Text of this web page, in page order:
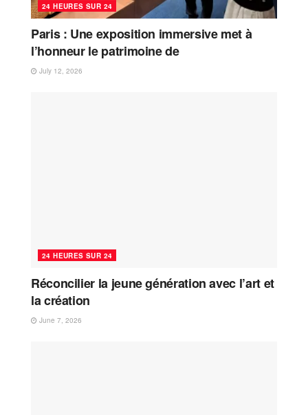
24 HEURES SUR 24
Paris : Une exposition immersive met à
l’honneur le patrimoine de
July 12, 2026
24 HEURES SUR 24
Réconcilier la jeune génération avec l’art et
la création
June 7, 2026